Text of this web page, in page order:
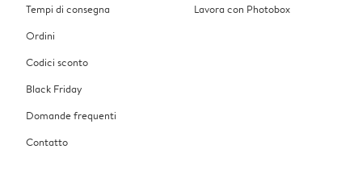
Tempi di consegna
Ordini
Codici sconto
Black Friday
Domande frequenti
Contatto
Lavora con Photobox